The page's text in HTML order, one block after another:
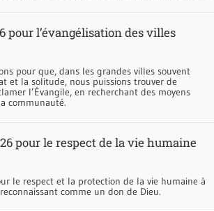
pour l’évangélisation des villes
pour que, dans les grandes villes souvent
et la solitude, nous puissions trouver de
l’Évangile, en recherchant des moyens
communauté.
pour le respect de la vie humaine
le respect et la protection de la vie humaine à
comme un don de Dieu.